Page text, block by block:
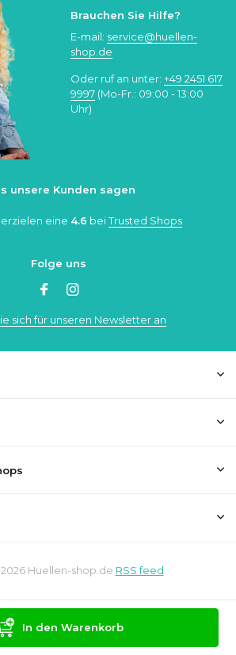
In den Warenkorb
Brauchen Sie Hilfe?
E-mail: service@huellen-
shop.de
Oder ruf an unter: +49 2451 617
9997 (Mo-Fr.: 09:00 - 13:00
Uhr)
unsere Kunden sagen
eine 4.6 beiTrusted Shops
Folge uns
sich für unseren Newsletter an
Huellen-shop.de RSS feed